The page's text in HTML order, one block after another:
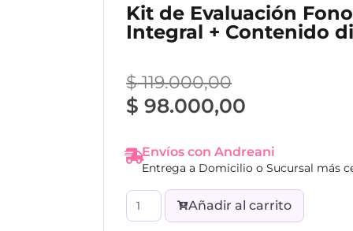
Kit de Evaluación
Integral + Contenido
$119.000,00
$ 98.000,00
Envíos con Andreani
Entrega a Domicilio o Sucursal más
Añadir al carrito